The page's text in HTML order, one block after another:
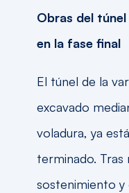
Obras del
en la fase final
El túnel de la
excavado
voladura, ya
terminado. Tras
sostenimiento y